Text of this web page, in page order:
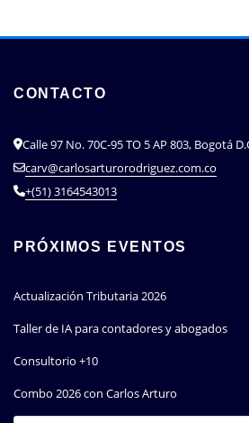
CONTACTO
Calle 97 No. 70C-95 TO 5 AP 803, Bogotá
carv@carlosarturorodriguez.com.co
+(51) 3164543013
PRÓXIMOS EVENTOS
Actualización Tributaria 2026
Taller de IA para contadores y abogados
Consultorio +10
Combo 2026 con Carlos Arturo